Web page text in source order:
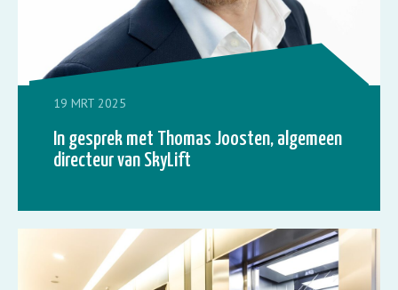
19 MRT 2025
In gesprek met Thomas Joosten, algemeen
directeur van SkyLift